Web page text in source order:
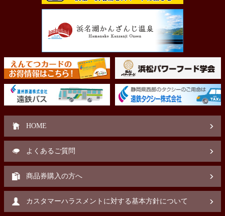
HOME
よくあるご質問
商品券購入の方へ
カスタマーハラスメントに対する基本方針について